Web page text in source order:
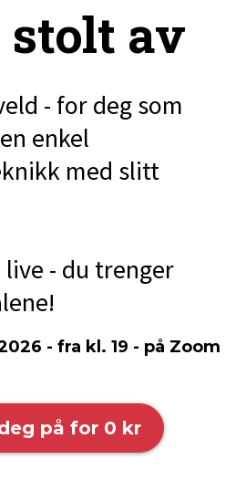
av
- for deg som
enkel
med slitt
live - du trenger
- fra kl. 19 - på Zoom
på for 0 kr